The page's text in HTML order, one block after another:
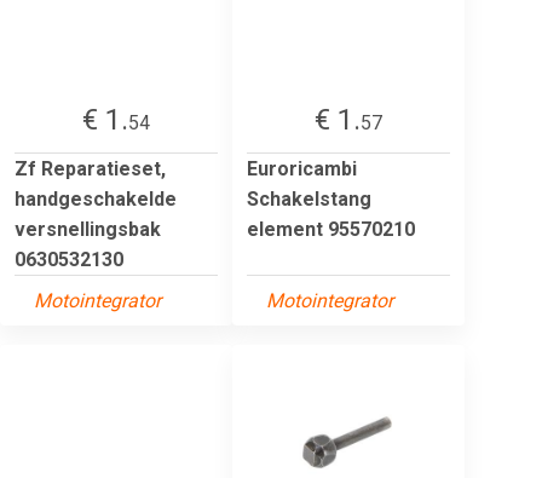
€ 1.54
Zf Reparatieset,
handgeschakelde
versnellingsbak
0630532130
Motointegrator
€ 1.57
Euroricambi
Schakelstang
element 95570210
Motointegrator